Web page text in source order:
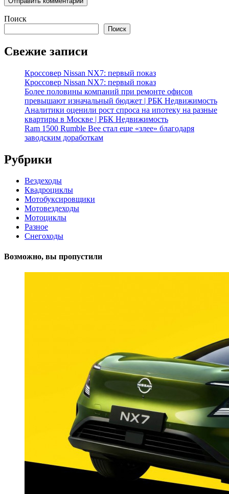
Поиск
Поиск
Свежие записи
Кроссовер Nissan NX7: первый показ
Кроссовер Nissan NX7: первый показ
Более половины компаний при ремонте офисов
превышают изначальный бюджет | РБК Недвижимость
Аналитики оценили рост спроса на ипотеку на разные
квартиры в Москве | РБК Недвижимость
Ram 1500 Rumble Bee стал еще «злее» благодаря
заводским доработкам
Рубрики
Вездеходы
Квадроциклы
Мотобуксировщики
Мотовездеходы
Мотоциклы
Разное
Снегоходы
Возможно, вы пропустили